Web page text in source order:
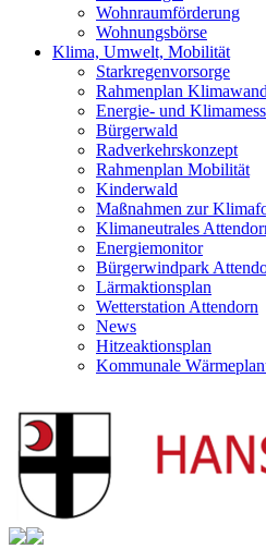
Wohnraumförderung
Wohnungsbörse
Klima, Umwelt, Mobilität
Starkregenvorsorge
Rahmenplan
Energie- und
Bürgerwald
Radverkehrskonzept
Rahmenplan Mobilität
Kinderwald
Maßnahmen zur
Klimaneutrales
Energiemonitor
Bürgerwindpark
Lärmaktionsplan
Wetterstation Attendorn
News
Hitzeaktionsplan
Kommunale